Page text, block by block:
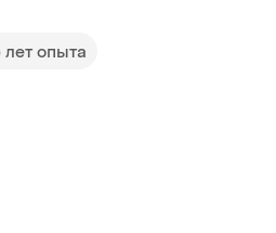
лет опыта